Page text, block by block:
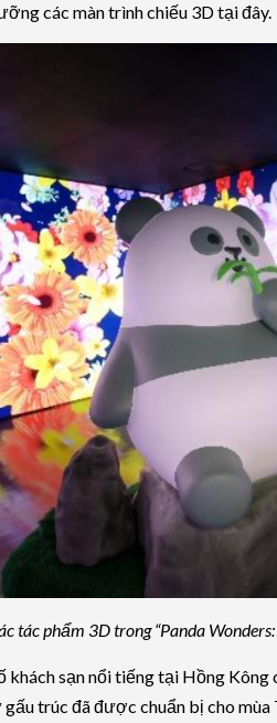
các màn trình chiếu 3D tại đây.
tác phẩm 3D trong “Panda
khách sạn nổi tiếng tại Hồng
trúc đã được chuẩn bị cho